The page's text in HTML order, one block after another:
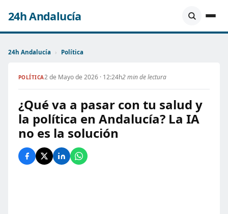
24h Andalucía
24h Andalucía › Política
POLÍTICA2 de Mayo de 2026 · 12:24h2 min de lectura
¿Qué va a pasar con tu salud y
la política en Andalucía? La IA
no es la solución